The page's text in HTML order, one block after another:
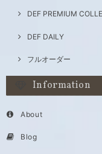
DEF PREMIUM
DEF DAILY
フルオーダー
Information
About
Blog